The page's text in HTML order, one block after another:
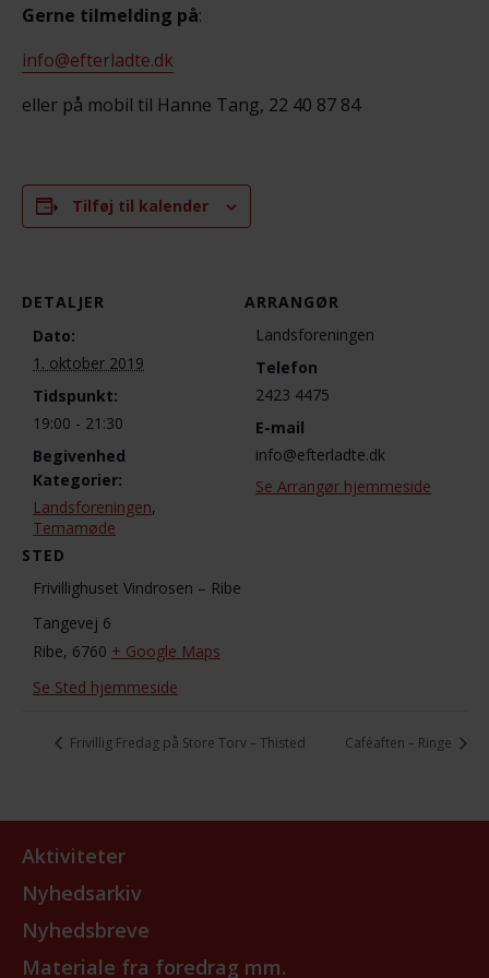
Gerne tilmelding på:
info@efterladte.dk
eller på mobil til Hanne Tang, 22 40 87 84
Tilføj til kalender
DETALJER
Dato:
1. oktober 2019
Tidspunkt:
19:00 - 21:30
Begivenhed
Kategorier:
Landsforeningen,
Temamøde
STED
Frivillighuset Vindrosen – Ribe
Tangevej 6
Ribe, 6760 + Google Maps
Se Sted hjemmeside
ARRANGØR
Landsforeningen
Telefon
2423 4475
E-mail
info@efterladte.dk
Se Arrangør hjemmeside
Frivillig Fredag på Store Torv – Thisted Caféaften – Ringe
Aktiviteter
Nyhedsarkiv
Nyhedsbreve
Materiale fra foredrag mm.